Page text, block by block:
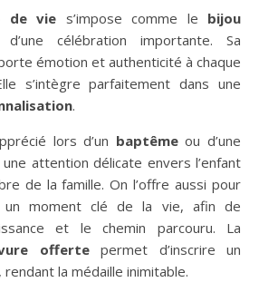
de vie s’impose comme le bijou
célébration importante. Sa
émotion et authenticité à chaque
s’intègre parfaitement dans une
.
lors d’un baptêmeou d’une
attention délicate envers l’enfant
de la famille. On l’offre aussi pour
un moment clé de la vie, afin de
et le chemin parcouru. La
offertepermet d’inscrire un
la médaille inimitable.